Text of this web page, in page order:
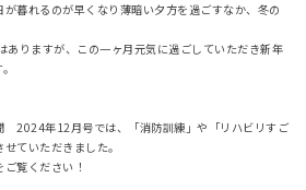
暮れるのが早くなり薄暗い夕方を過ごすなか、冬の
ありますが、この一ヶ月元気に過ごしていただき新年
2024年12月号では、「消防訓練」や「リハビリすご
ていただきました。
覧ください！